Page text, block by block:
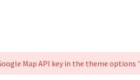
Map API key in the theme